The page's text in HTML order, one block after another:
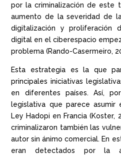
por la criminalización de este
aumento de la severidad de
digitalización y proliferación
digital en el ciberespacio
problema (Rando-Casermeiro,
Esta estrategia es la que
principales iniciativas
en diferentes países. Así,
legislativa que parece
Ley Hadopi en Francia (Koster,
criminalizaron también las
autor sin ánimo comercial. En
eran detectados por la